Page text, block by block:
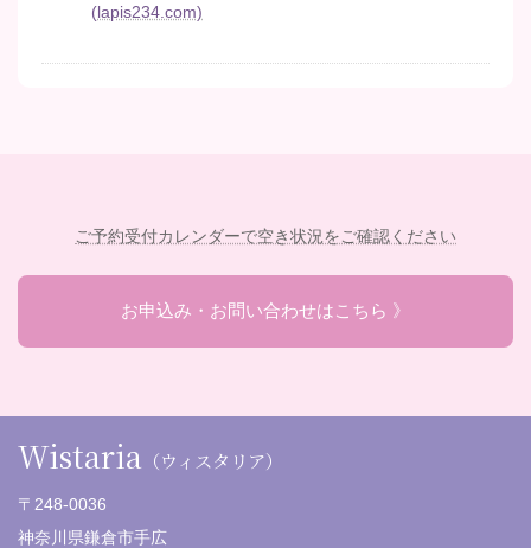
(lapis234.com)
ご予約受付カレンダーで空き状況をご確認ください
お申込み・お問い合わせはこちら 》
Wistaria （ウィスタリア）
〒248-0036
神奈川県鎌倉市手広